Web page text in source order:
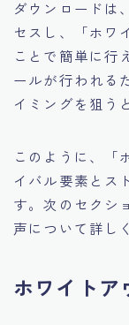
ダウンロードは
セスし、「ホワ
ことで簡単に行
ールが行われる
イミングを狙う
このように、「
イバル要素とス
す。次のセクシ
声について詳し
ホワイトア